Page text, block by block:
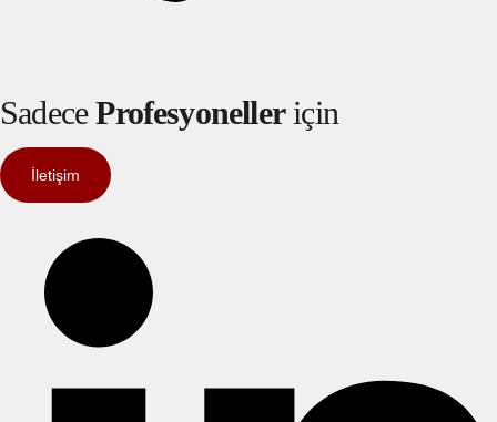
SadeceProfesyonelleriçin
İletişim